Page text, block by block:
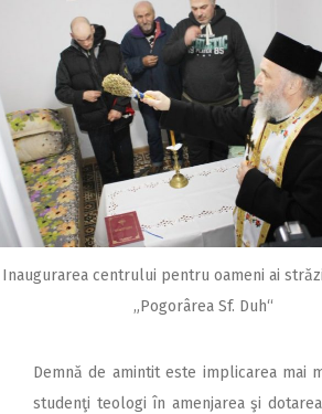
Inaugurarea centrului pentru oameni ai
„Pogorârea Sf. Duh“
Demnă de amintit este implicarea mai
studenţi teologi în amenjarea şi